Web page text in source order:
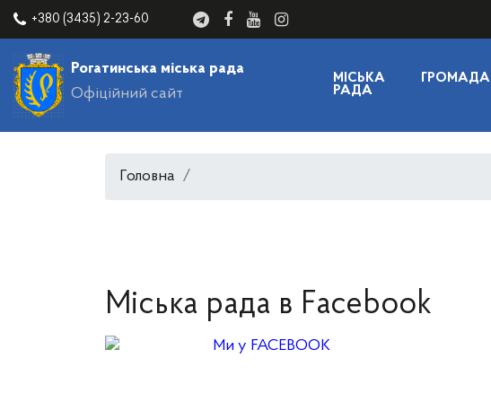
+380 (3435) 2-23-60
Рогатинська міська рада
Офіційний сайт
МІСЬКА
РАДА
ГРОМАДА
Головна
Міська рада в Facebook
Ми у FACEBOOK